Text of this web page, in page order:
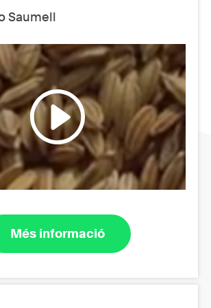
Saumell
Més informació